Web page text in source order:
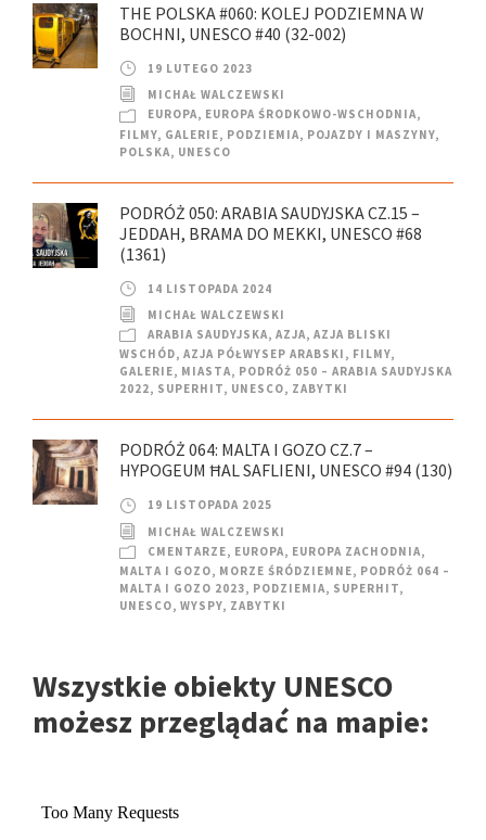
THE POLSKA #060: KOLEJ PODZIEMNA W
BOCHNI, UNESCO #40 (32-002)
19 LUTEGO 2023
MICHAŁ WALCZEWSKI
EUROPA, EUROPA ŚRODKOWO-WSCHODNIA,
FILMY, GALERIE, PODZIEMIA, POJAZDY I MASZYNY,
POLSKA, UNESCO
PODRÓŻ 050: ARABIA SAUDYJSKA CZ.15 –
JEDDAH, BRAMA DO MEKKI, UNESCO #68
(1361)
14 LISTOPADA 2024
MICHAŁ WALCZEWSKI
ARABIA SAUDYJSKA, AZJA, AZJA BLISKI
WSCHÓD, AZJA PÓŁWYSEP ARABSKI , FILMY,
GALERIE, MIASTA, PODRÓŻ 050 – ARABIA SAUDYJSKA
2022, SUPERHIT, UNESCO, ZABYTKI
PODRÓŻ 064: MALTA I GOZO CZ.7 –
HYPOGEUM ĦAL SAFLIENI, UNESCO #94 (130)
19 LISTOPADA 2025
MICHAŁ WALCZEWSKI
CMENTARZE, EUROPA, EUROPA ZACHODNIA,
MALTA I GOZO, MORZE ŚRÓDZIEMNE, PODRÓŻ 064 –
MALTA I GOZO 2023, PODZIEMIA, SUPERHIT,
UNESCO, WYSPY, ZABYTKI
Wszystkie obiekty UNESCO
możesz przeglądać na mapie: